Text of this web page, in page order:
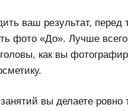
ваш результат, перед
фото «До». Лучше
как вы
вы делаете ровно